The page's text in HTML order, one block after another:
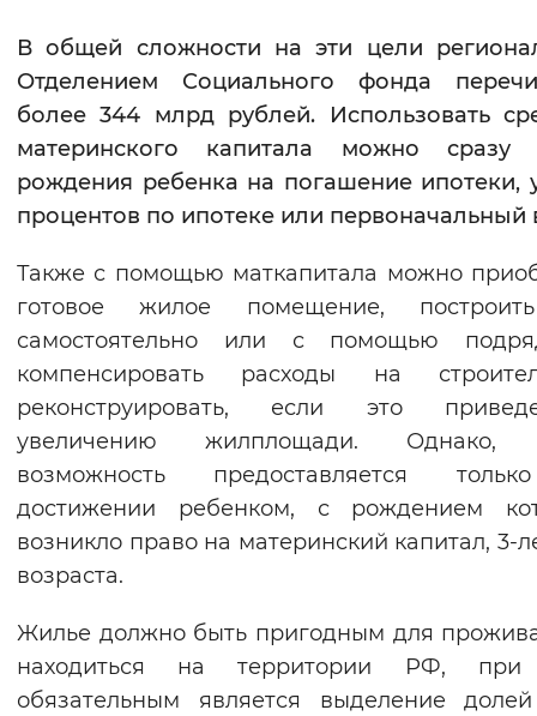
Цвет сайта
Монохромный Инверсивный
Синий фон
Изображения
Включены Выключены
Воспроизвести Остановить
Вернуть стандартные настройки
В общей сложности на эти цели
Отделением Социального фонда
более 344 млрд рублей. Использовать
материнского капитала можно сразу
рождения ребенка на погашение ипотеки,
процентов по ипотеке или первоначальный
Также с помощью маткапитала можно
готовое жилое помещение,
самостоятельно или с помощью
компенсировать расходы на
реконструировать, если это
увеличению жилплощади. Однако,
возможность предоставляется
достижении ребенком, с рождением
возникло право на материнский капитал, 3-
возраста.
Жилье должно быть пригодным для
находиться на территории РФ, при
обязательным является выделение